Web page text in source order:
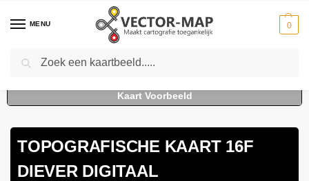
MENU 0
Home Kaarten - Topografische kaarten
TOPOGRAFISCHE KAART 16F
DIEVER DIGITAAL